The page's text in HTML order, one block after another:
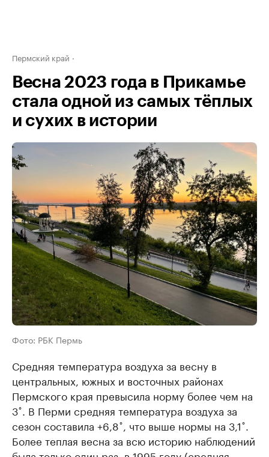
Пермский край
Весна 2023 года в Прикамье
стала одной из самых тёплых
и сухих в истории
Фото: РБК Пермь
Средняя температура воздуха за весну в
центральных, южных и восточных районах
Пермского края превысила норму более чем на
3˚. В Перми средняя температура воздуха за
сезон составила +6,8˚, что выше нормы на 3,1˚.
Более теплая весна за всю историю наблюдений